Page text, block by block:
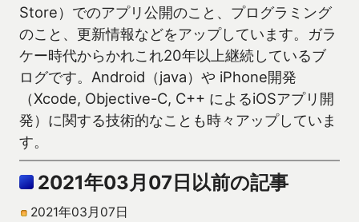
Store）でのアプリ公開のこと、プログラミング
のこと、更新情報などをアップしています。ガラ
ケー時代からかれこれ20年以上継続しているブ
ログです。Android（java）や iPhone開発
（Xcode, Objective-C, C++ によるiOSアプリ開
発）に関する技術的なことも時々アップしていま
す。
2021年03月07日以前の記事
2021年03月07日